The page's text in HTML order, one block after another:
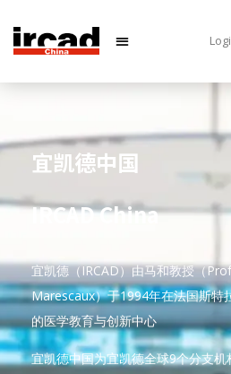
宜凯德中国
IRCAD China
宜凯德（IRCAD）由马和教授（
Marescaux）于1994年在法国斯特
的医学教育与创新中心
宜凯德中国为宜凯德全球9个分支